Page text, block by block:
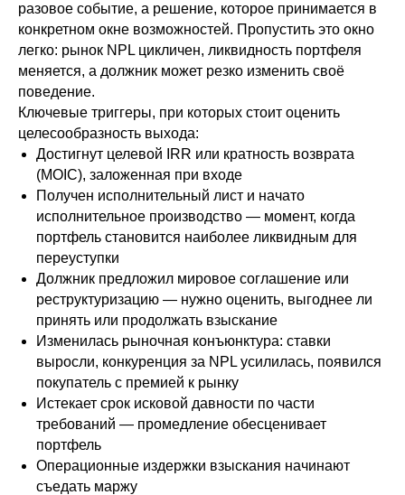
разовое событие, а решение, которое принимается в
конкретном окне возможностей. Пропустить это окно
легко: рынок NPL цикличен, ликвидность портфеля
меняется, а должник может резко изменить своё
поведение.
Ключевые триггеры, при которых стоит оценить
целесообразность выхода:
Достигнут целевой IRR или кратность возврата
(MOIC), заложенная при входе
Получен исполнительный лист и начато
исполнительное производство — момент, когда
портфель становится наиболее ликвидным для
переуступки
Должник предложил мировое соглашение или
реструктуризацию — нужно оценить, выгоднее ли
принять или продолжать взыскание
Изменилась рыночная конъюнктура: ставки
выросли, конкуренция за NPL усилилась, появился
покупатель с премией к рынку
Истекает срок исковой давности по части
требований — промедление обесценивает
портфель
Операционные издержки взыскания начинают
съедать маржу